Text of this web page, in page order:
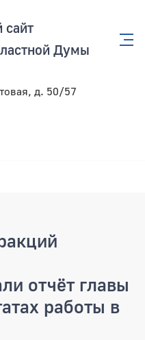
Думы
д. 50/57
отчёт главы
работы в